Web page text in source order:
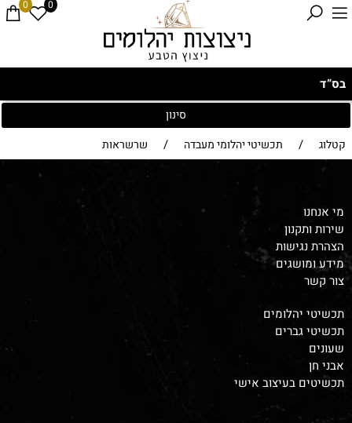
בס”ד
0 0
סינון
קטלוג
/ תכשיטי יהלומי מעבדה / שרשראות
מי אנחנו
שירות ותקנון
הצהרת נגישות
מידע ומושגים
צור קשר
תכשיטי יהלומים
תכשיטי גברים
שעונים
אבני חן
תכשיטים בעיצוב אישי